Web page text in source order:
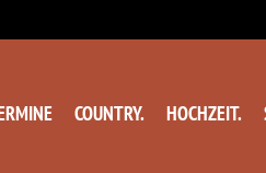
COUNTRY. HOCHZEIT.